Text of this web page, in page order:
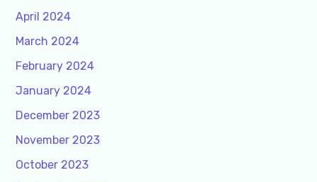
April 2024
March 2024
February 2024
January 2024
December 2023
November 2023
October 2023